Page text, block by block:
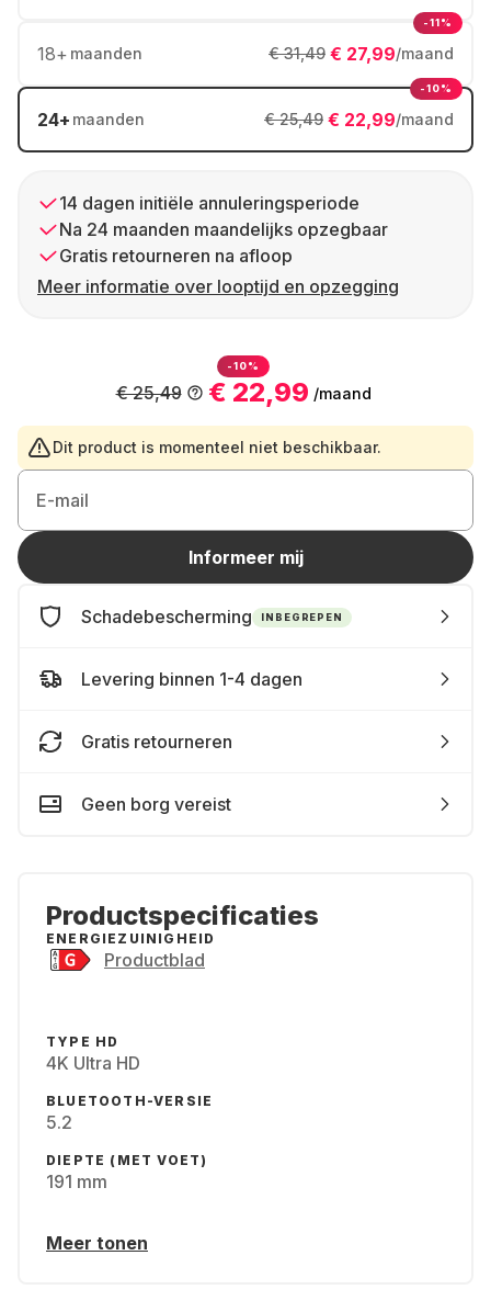
18+ maanden € 27,99/maand
€ 31,49
-11%
24+ maanden € 22,99/maand
€ 25,49
-10%
14 dagen initiële annuleringsperiode
Na 24 maanden maandelijks opzegbaar
Gratis retourneren na afloop
Meer informatie over looptijd en opzegging
-10%
€ 22,99 /maand
€ 25,49
Dit product is momenteel niet beschikbaar.
E-mail
Informeer mij
Schadebescherming INBEGREPEN
Levering binnen 1-4 dagen
Gratis retourneren
Geen borg vereist
Productspecificaties
ENERGIEZUINIGHEID
Productblad
TYPE HD
4K Ultra HD
BLUETOOTH-VERSIE
5.2
DIEPTE (MET VOET)
191 mm
Meer tonen